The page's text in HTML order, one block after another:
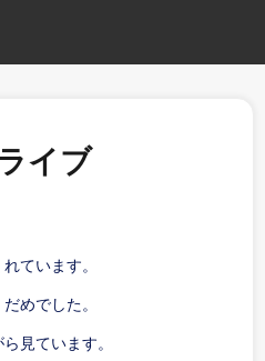
イブ
ています。
めでした。
見ています。